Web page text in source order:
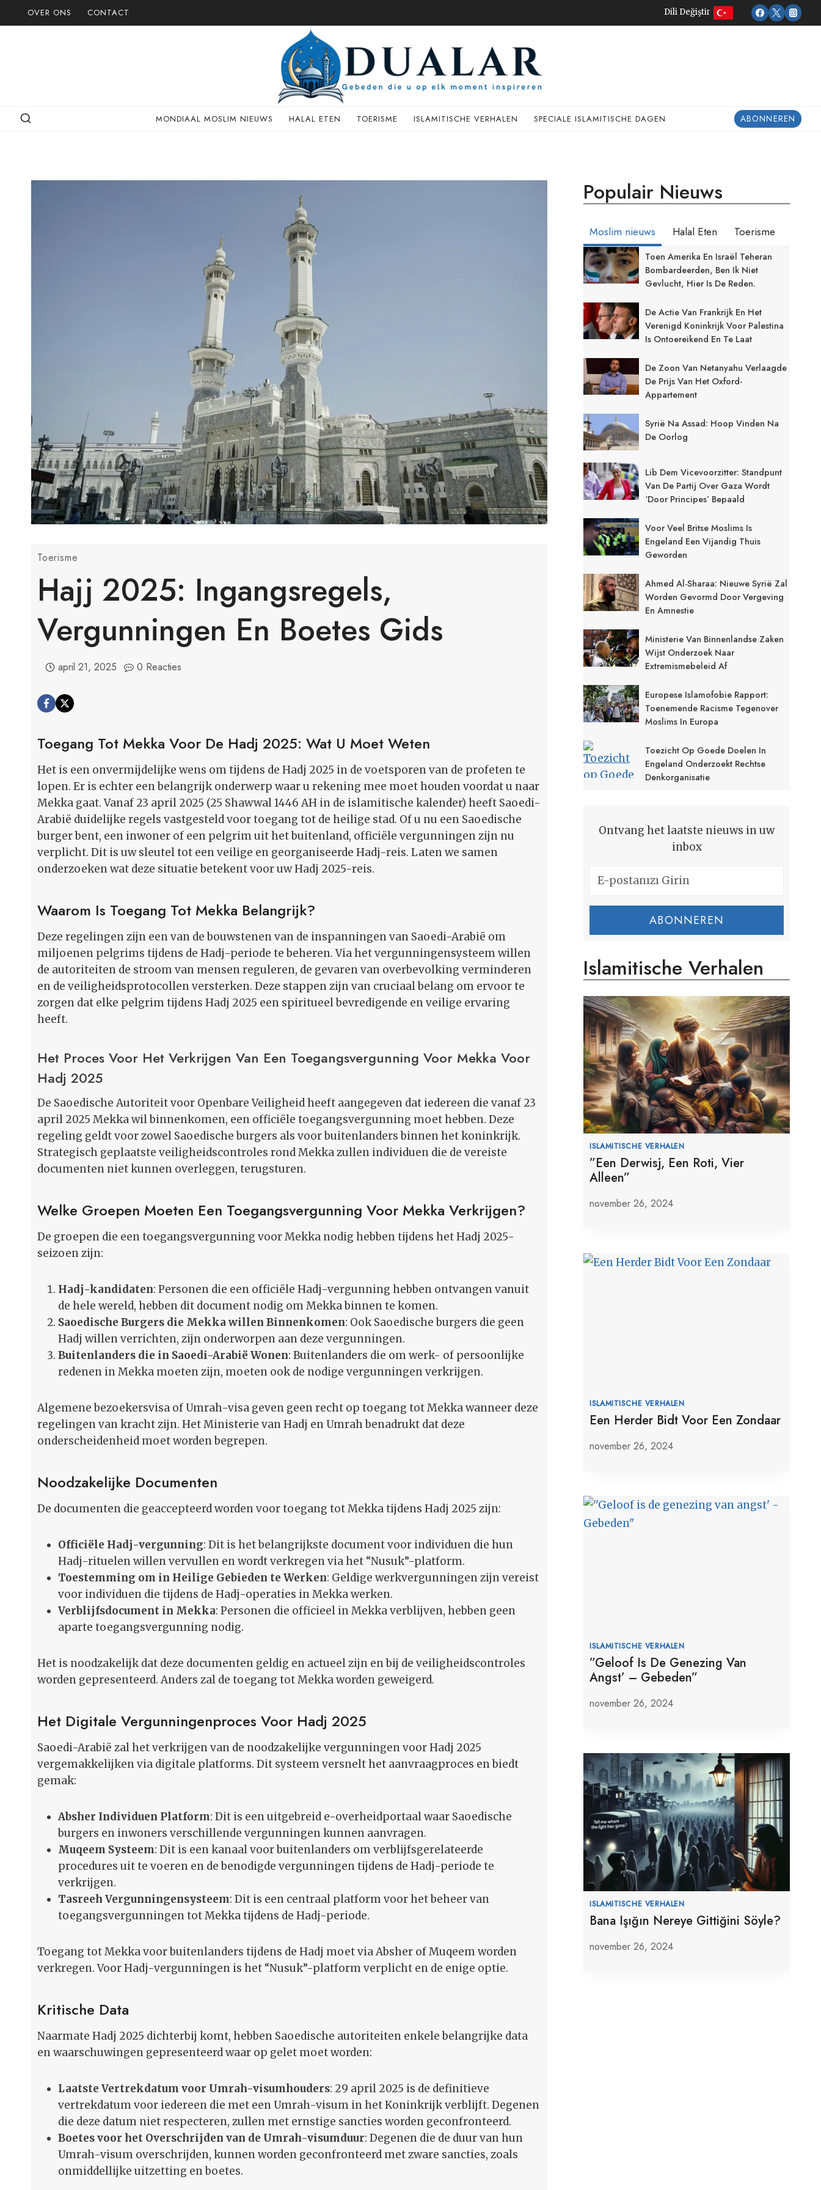
Doorgaan
naar
OVER ONS CONTACT Dili Değiştir
MONDIAAL MOSLIM NIEUWS HALAL ETEN TOERISME ISLAMITISCHE VERHALEN SPECIALE ISLAMITISCHE DAGEN ABONNEREN
Toerisme
Hajj 2025: Ingangsregels,
Vergunningen En Boetes Gids
april 21, 2025 0 Reacties
Toegang Tot Mekka Voor De Hadj 2025: Wat U Moet Weten
Het is een onvermijdelijke wens om tijdens de Hadj 2025 in de voetsporen van de profeten te
lopen. Er is echter een belangrijk onderwerp waar u rekening mee moet houden voordat u naar
Mekka gaat. Vanaf 23 april 2025 (25 Shawwal 1446 AH in de islamitische kalender) heeft Saoedi-
Arabië duidelijke regels vastgesteld voor toegang tot de heilige stad. Of u nu een Saoedische
burger bent, een inwoner of een pelgrim uit het buitenland, officiële vergunningen zijn nu
verplicht. Dit is uw sleutel tot een veilige en georganiseerde Hadj-reis. Laten we samen
onderzoeken wat deze situatie betekent voor uw Hadj 2025-reis.
Waarom Is Toegang Tot Mekka Belangrijk?
Deze regelingen zijn een van de bouwstenen van de inspanningen van Saoedi-Arabië om
miljoenen pelgrims tijdens de Hadj-periode te beheren. Via het vergunningensysteem willen
de autoriteiten de stroom van mensen reguleren, de gevaren van overbevolking verminderen
en de veiligheidsprotocollen versterken. Deze stappen zijn van cruciaal belang om ervoor te
zorgen dat elke pelgrim tijdens Hadj 2025 een spiritueel bevredigende en veilige ervaring
heeft.
Het Proces Voor Het Verkrijgen Van Een Toegangsvergunning Voor Mekka Voor
Hadj 2025
De Saoedische Autoriteit voor Openbare Veiligheid heeft aangegeven dat iedereen die vanaf 23
april 2025 Mekka wil binnenkomen, een officiële toegangsvergunning moet hebben. Deze
regeling geldt voor zowel Saoedische burgers als voor buitenlanders binnen het koninkrijk.
Strategisch geplaatste veiligheidscontroles rond Mekka zullen individuen die de vereiste
documenten niet kunnen overleggen, terugsturen.
Welke Groepen Moeten Een Toegangsvergunning Voor Mekka Verkrijgen?
De groepen die een toegangsvergunning voor Mekka nodig hebben tijdens het Hadj 2025-
seizoen zijn:
Hadj-kandidaten: Personen die een officiële Hadj-vergunning hebben ontvangen vanuit
de hele wereld, hebben dit document nodig om Mekka binnen te komen.
Saoedische Burgers die Mekka willen Binnenkomen: Ook Saoedische burgers die geen
Hadj willen verrichten, zijn onderworpen aan deze vergunningen.
Buitenlanders die in Saoedi-Arabië Wonen: Buitenlanders die om werk- of persoonlijke
redenen in Mekka moeten zijn, moeten ook de nodige vergunningen verkrijgen.
Algemene bezoekersvisa of Umrah-visa geven geen recht op toegang tot Mekka wanneer deze
regelingen van kracht zijn. Het Ministerie van Hadj en Umrah benadrukt dat deze
onderscheidenheid moet worden begrepen.
Noodzakelijke Documenten
De documenten die geaccepteerd worden voor toegang tot Mekka tijdens Hadj 2025 zijn:
Officiële Hadj-vergunning: Dit is het belangrijkste document voor individuen die hun
Hadj-rituelen willen vervullen en wordt verkregen via het “Nusuk”-platform.
Toestemming om in Heilige Gebieden te Werken: Geldige werkvergunningen zijn vereist
voor individuen die tijdens de Hadj-operaties in Mekka werken.
Verblijfsdocument in Mekka: Personen die officieel in Mekka verblijven, hebben geen
aparte toegangsvergunning nodig.
Het is noodzakelijk dat deze documenten geldig en actueel zijn en bij de veiligheidscontroles
worden gepresenteerd. Anders zal de toegang tot Mekka worden geweigerd.
Het Digitale Vergunningenproces Voor Hadj 2025
Saoedi-Arabië zal het verkrijgen van de noodzakelijke vergunningen voor Hadj 2025
vergemakkelijken via digitale platforms. Dit systeem versnelt het aanvraagproces en biedt
gemak:
Absher Individuen Platform: Dit is een uitgebreid e-overheidportaal waar Saoedische
burgers en inwoners verschillende vergunningen kunnen aanvragen.
Muqeem Systeem: Dit is een kanaal voor buitenlanders om verblijfsgerelateerde
procedures uit te voeren en de benodigde vergunningen tijdens de Hadj-periode te
verkrijgen.
Tasreeh Vergunningensysteem: Dit is een centraal platform voor het beheer van
toegangsvergunningen tot Mekka tijdens de Hadj-periode.
Toegang tot Mekka voor buitenlanders tijdens de Hadj moet via Absher of Muqeem worden
verkregen. Voor Hadj-vergunningen is het “Nusuk”-platform verplicht en de enige optie.
Kritische Data
Naarmate Hadj 2025 dichterbij komt, hebben Saoedische autoriteiten enkele belangrijke data
en waarschuwingen gepresenteerd waar op gelet moet worden:
Laatste Vertrekdatum voor Umrah-visumhouders: 29 april 2025 is de definitieve
vertrekdatum voor iedereen die met een Umrah-visum in het Koninkrijk verblijft. Degenen
die deze datum niet respecteren, zullen met ernstige sancties worden geconfronteerd.
Boetes voor het Overschrijden van de Umrah-visumduur: Degenen die de duur van hun
Umrah-visum overschrijden, kunnen worden geconfronteerd met zware sancties, zoals
onmiddellijke uitzetting en boetes.
Populair Nieuws
Moslim nieuws Halal Eten Toerisme
Toen Amerika En Israël Teheran
Bombardeerden, Ben Ik Niet
Gevlucht, Hier Is De Reden.
De Actie Van Frankrijk En Het
Verenigd Koninkrijk Voor Palestina
Is Ontoereikend En Te Laat
De Zoon Van Netanyahu Verlaagde
De Prijs Van Het Oxford-
Appartement
Syrië Na Assad: Hoop Vinden Na
De Oorlog
Lib Dem Vicevoorzitter: Standpunt
Van De Partij Over Gaza Wordt
‘door Principes’ Bepaald
Voor Veel Britse Moslims Is
Engeland Een Vijandig Thuis
Geworden
Ahmed Al-Sharaa: Nieuwe Syrië Zal
Worden Gevormd Door Vergeving
En Amnestie
Ministerie Van Binnenlandse Zaken
Wijst Onderzoek Naar
Extremismebeleid Af
Europese Islamofobie Rapport:
Toenemende Racisme Tegenover
Moslims In Europa
Toezicht Op Goede Doelen In
Engeland Onderzoekt Rechtse
Denkorganisatie
Ontvang het laatste nieuws in uw
inbox
ABONNEREN
Islamitische Verhalen
ISLAMITISCHE VERHALEN
”Een Derwisj, Een Roti, Vier
Alleen”
november 26, 2024
ISLAMITISCHE VERHALEN
Een Herder Bidt Voor Een Zondaar
november 26, 2024
ISLAMITISCHE VERHALEN
”Geloof Is De Genezing Van
Angst’ – Gebeden”
november 26, 2024
ISLAMITISCHE VERHALEN
Bana Işığın Nereye Gittiğini Söyle?
november 26, 2024